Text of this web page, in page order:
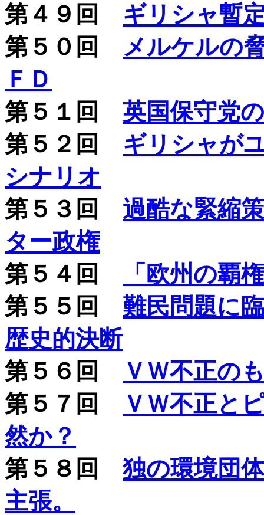
第４９回 ギリシャ暫
第５０回 メルケルの
ＦＤ
第５１回 英国保守党
第５２回 ギリシャが
シナリオ
第５３回 過酷な緊縮
ター政権
第５４回
「欧州の覇
第５５回 難民問題に
歴史的決断
第５６回
ＶＷ不正の
第５７回
ＶＷ不正と
然か？
第５８回独の環境団
主張。